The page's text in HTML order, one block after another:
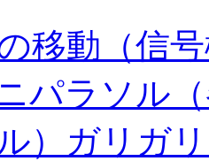
移動（信
パラソル
ル）ガリガ